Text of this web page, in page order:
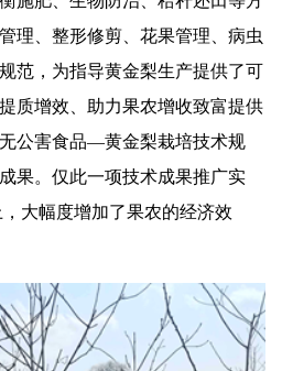
理、整形修剪、花果管理、病虫
范，为指导黄金梨生产提供了可
质增效、助力果农增收致富提供
公害食品—黄金梨栽培技术规
果。仅此一项技术成果推广实
大幅度增加了果农的经济效